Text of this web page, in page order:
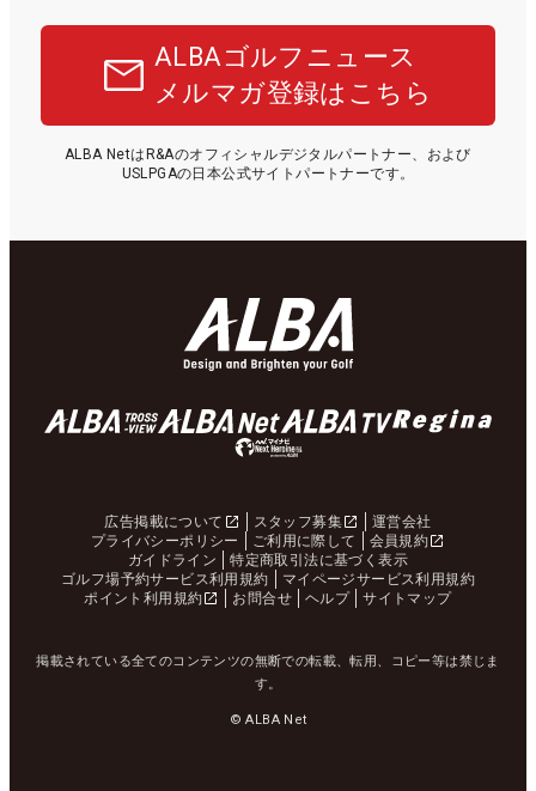
ALBAゴルフニュース
メルマガ登録はこちら
ALBA NetはR&Aのオフィシャルデジタルパートナー、および
USLPGAの日本公式サイトパートナーです。
広告掲載について スタッフ募集
運営会社
プライバシーポリシー
ご利用に際して
会員規約
ガイドライン
特定商取引法に基づく表示
ゴルフ場予約サービス利用規約
マイページサービス利用規約
ポイント利用規約
お問合せ ヘルプ サイトマップ
掲載されている全てのコンテンツの無断での転載、転用、コピー等は禁じま
す。
© ALBA Net